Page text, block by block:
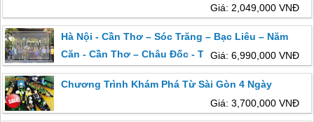
Giá: 2,049,000 VNĐ
Hà Nội - Cần Thơ – Sóc Trăng – Bạc Liêu – Năm
Căn - Cần Thơ – Châu Đốc - Thứ 5 Hàng Tuần
Giá: 6,990,000 VNĐ
Chương Trình Khám Phá Từ Sài Gòn 4 Ngày
Giá: 3,700,000 VNĐ